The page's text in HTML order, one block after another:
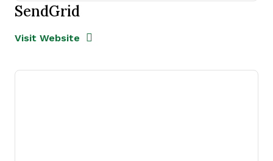
SendGrid
Visit Website Opens New Window